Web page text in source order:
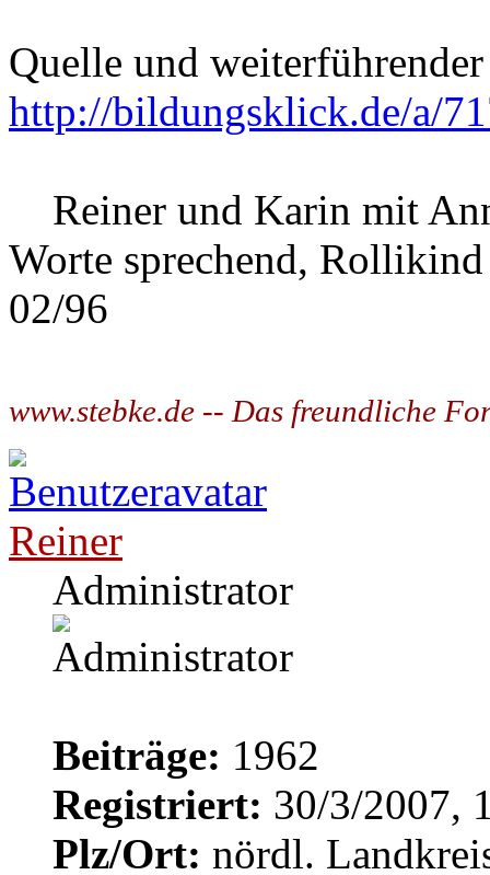
Quelle und
http://bildungsklick.de/a/
Reiner und Karin mit
Worte sprechend,
02/96
www.stebke.de -- Das freundliche
Reiner
Administrator
Beiträge: 1962
Registriert: 30/3/2007,
Plz/Ort: nördl.